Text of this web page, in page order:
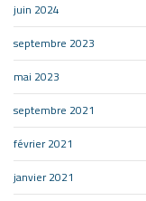
juin 2024
septembre 2023
mai 2023
septembre 2021
février 2021
janvier 2021